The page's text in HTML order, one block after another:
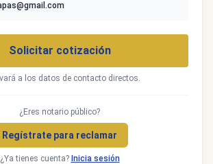
Solicitar cotización
a los datos de contacto directos.
¿Eres notario público?
Regístrate para reclamar
¿Ya tienes cuenta? Inicia sesión